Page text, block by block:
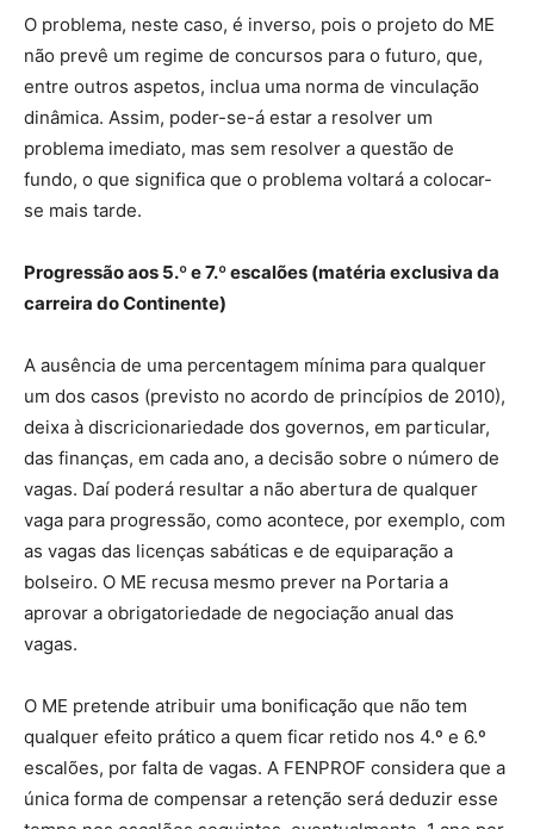
O problema, neste caso, é inverso, pois o projeto do ME
não prevê um regime de concursos para o futuro, que,
entre outros aspetos, inclua uma norma de vinculação
dinâmica. Assim, poder-se-á estar a resolver um
problema imediato, mas sem resolver a questão de
fundo, o que significa que o problema voltará a colocar-
se mais tarde.
Progressão aos 5.º e 7.º escalões (matéria exclusiva da
carreira do Continente)
A ausência de uma percentagem mínima para qualquer
um dos casos (previsto no acordo de princípios de 2010),
deixa à discricionariedade dos governos, em particular,
das finanças, em cada ano, a decisão sobre o número de
vagas. Daí poderá resultar a não abertura de qualquer
vaga para progressão, como acontece, por exemplo, com
as vagas das licenças sabáticas e de equiparação a
bolseiro. O ME recusa mesmo prever na Portaria a
aprovar a obrigatoriedade de negociação anual das
vagas.
O ME pretende atribuir uma bonificação que não tem
qualquer efeito prático a quem ficar retido nos 4.º e 6.º
escalões, por falta de vagas. A FENPROF considera que a
única forma de compensar a retenção será deduzir esse